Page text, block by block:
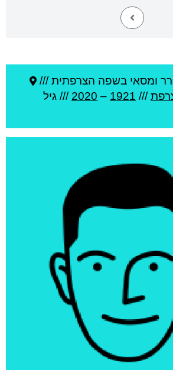
ומסאי בשפה הצרפתית ///
///
1921
–
2020 /// גיל